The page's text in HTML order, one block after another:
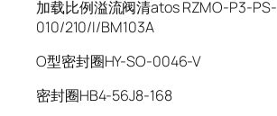
加载比例溢流阀清atos RZMO-P3-PS-
010/210/I/BM103A
O型密封圈HY-SO-0046-V
密封圈HB4-56J8-168